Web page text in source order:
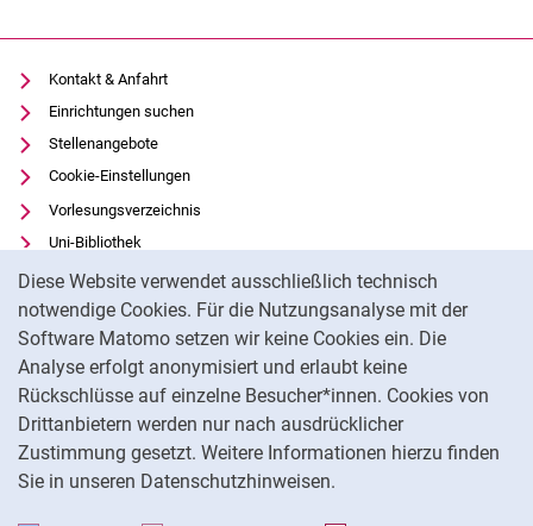
Diese Website verwendet ausschließlich technisch
notwendige Cookies. Für die Nutzungsanalyse mit der
Software Matomo setzen wir keine Cookies ein. Die
Analyse erfolgt anonymisiert und erlaubt keine
Rückschlüsse auf einzelne Besucher*innen. Cookies von
Drittanbietern werden nur nach ausdrücklicher
Zustimmung gesetzt. Weitere Informationen hierzu finden
Sie in unseren Datenschutzhinweisen.
Kontakt & Anfahrt
Einrichtungen suchen
Stellenangebote
Cookie-Einstellungen
Vorlesungsverzeichnis
Uni-Bibliothek
Moodle
Panopto
Datenschutz
Barrierefreiheit
Transparenter KI-Einsatz